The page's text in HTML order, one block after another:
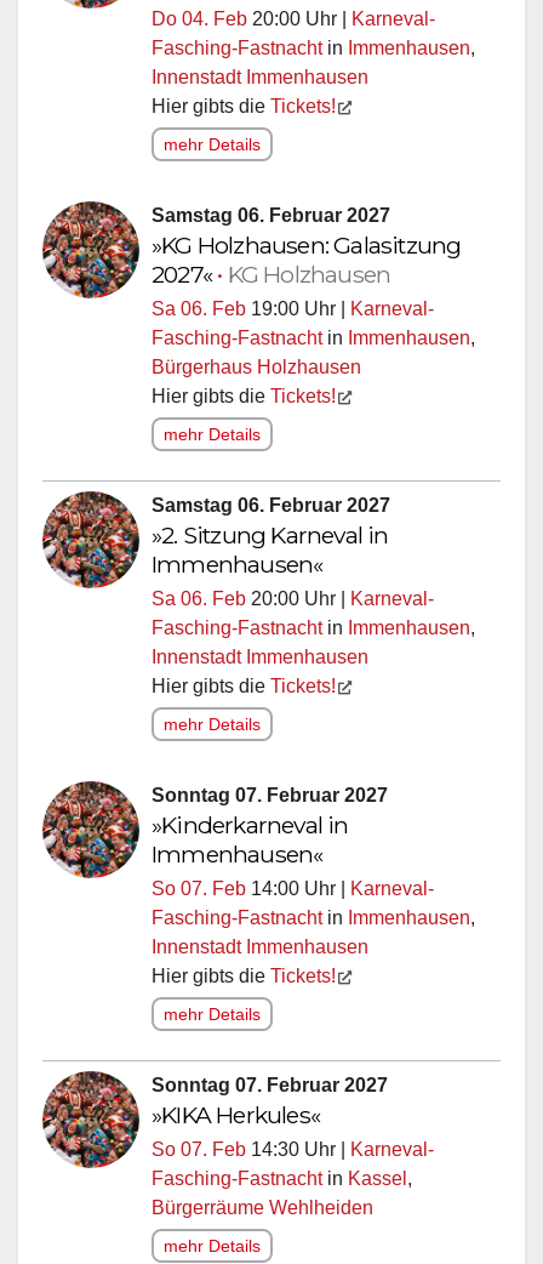
Do 04. Feb 20:00 Uhr |
Karneval-
Fasching-Fastnachtin Immenhausen,
Innenstadt Immenhausen
Hier gibts die Tickets!
mehr Details
Samstag 06. Februar 2027
»KG Holzhausen: Galasitzung
2027«• KG Holzhausen
Sa 06. Feb 19:00 Uhr |
Karneval-
Fasching-Fastnachtin Immenhausen,
Bürgerhaus Holzhausen
Hier gibts die Tickets!
mehr Details
Samstag 06. Februar 2027
»2. Sitzung Karneval in
Immenhausen«
Sa 06. Feb 20:00 Uhr |
Karneval-
Fasching-Fastnachtin Immenhausen,
Innenstadt Immenhausen
Hier gibts die Tickets!
mehr Details
Sonntag 07. Februar 2027
»Kinderkarneval in
Immenhausen«
So 07. Feb 14:00 Uhr |
Karneval-
Fasching-Fastnachtin Immenhausen,
Innenstadt Immenhausen
Hier gibts die Tickets!
mehr Details
Sonntag 07. Februar 2027
»KIKA Herkules«
So 07. Feb 14:30 Uhr |
Karneval-
Fasching-Fastnachtin Kassel ,
Bürgerräume Wehlheiden
mehr Details